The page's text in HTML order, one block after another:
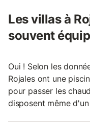
Les villas à
souvent
Oui ! Selon les
Rojales ont une
pour passer les
disposent même